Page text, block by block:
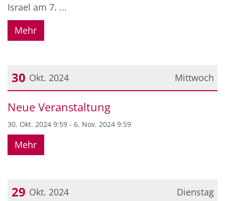
Israel am 7. ...
Mehr
Mittwoch
30 Okt. 2024
Datum: 30. Oktober 2024
Neue Veranstaltung
30. Okt. 2024 9:59 - 6. Nov. 2024 9:59
Mehr
Dienstag
29 Okt. 2024